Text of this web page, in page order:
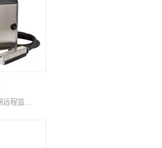
32位嵌入式ARM结构互联网远程监控，升级一键开关机喷头自动清洗墨线自动检测屏幕故障诊断显示机器状态自动显示工作日志记录喷头全密封式一体化设计（全方位喷印）SD卡/USB数据信息导入3G无线上网